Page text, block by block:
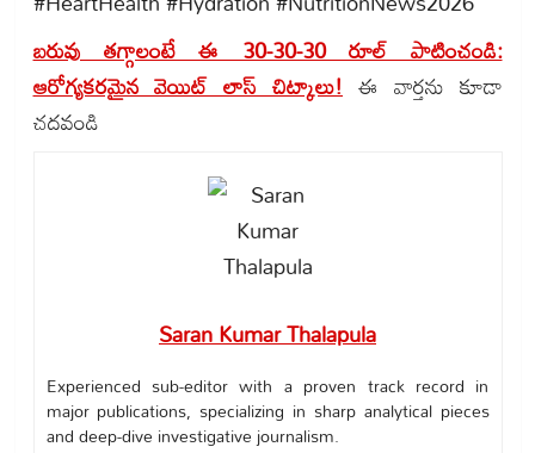
బరువు తగ్గాలంటే ఈ 30-30-30 రూల్ పాటించండి:
ఆరోగ్యకరమైన వెయిట్ లాస్ చిట్కాలు! ఈ వార్తను కూడా
చదవండి
Saran Kumar Thalapula
Experienced sub-editor with a proven track record in
major publications, specializing in sharp analytical pieces
and deep-dive investigative journalism.